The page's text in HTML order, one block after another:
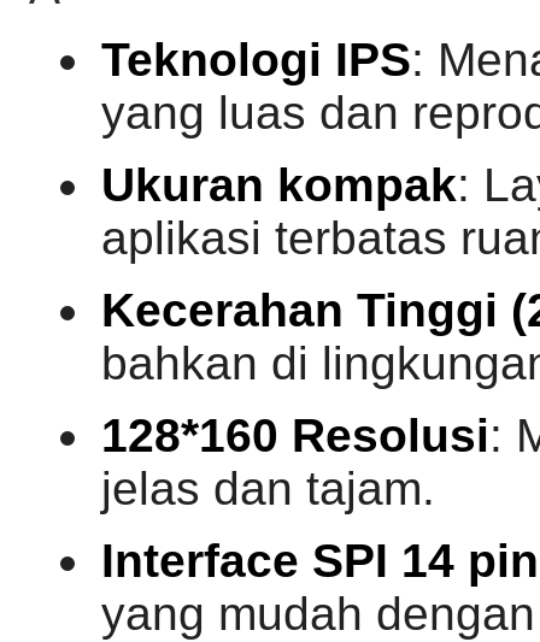
Teknologi IPS:
yang luas dan
Ukuran kompak:
aplikasi terbatas
Kecerahan Tinggi
bahkan di
128*160 Resolusi:
jelas dan tajam.
Interface SPI 14 pin
yang mudah